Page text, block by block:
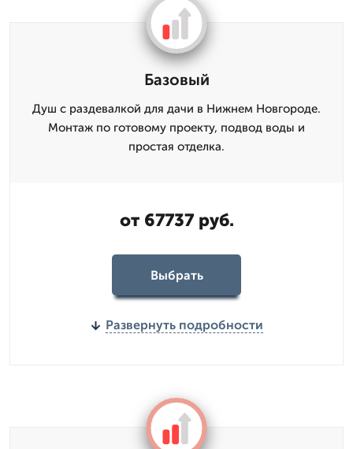
Базовый
Душ с раздевалкой для дачи в Нижнем Новгороде.
Монтаж по готовому проекту, подвод воды и
простая отделка.
от 67737 руб.
Выбрать
Развернуть подробности